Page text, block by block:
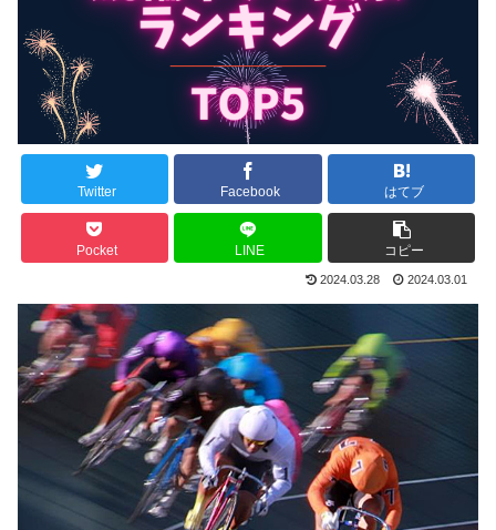
Twitter Facebook はてブ
Pocket LINE コピー
2024.03.28 2024.03.01